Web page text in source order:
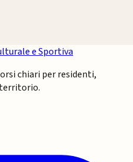
e Sportiva
chiari per residenti,